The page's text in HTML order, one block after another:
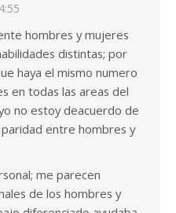
hombres y mujeres
distintas; por
haya el mismo numero
en todas las areas del
no estoy deacuerdo de
entre hombres y
me parecen
de los hombres y